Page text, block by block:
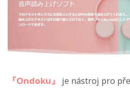
『Ondoku』
je nástroj pro